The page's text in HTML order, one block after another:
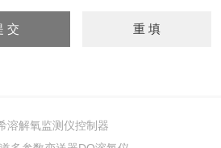
溶解氧监测仪控制器